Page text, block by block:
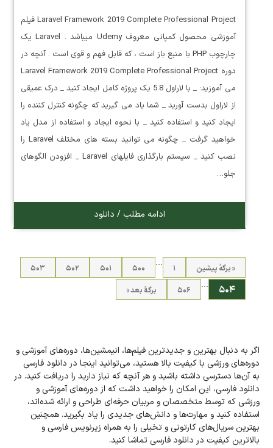
Laravel Framework 2019 Complete Professional Project فیلم
آموزشی محصول کمپانی معروف Udemy میباشد . Laravel یک
چارچوب PHP با منبع باز است ، که قابل فهم و قوی است . آنچه در
دوره Laravel Framework 2019 Complete Professional Project
می آموزید: _ با لاراول 5.8 یک پروژه کامل ایجاد کنید _ درک عمیقی
از لاراول بدست آورید _ شما یاد می گیرید که چگونه کنترل کننده را
ایجاد کنید و استفاده کنید _ با نحوه ایجاد و استفاده از مدل یاد
خواهید گرفت _ چگونه می توانید بسته های مختلف Laravel را
نصب کنید _ سیستم بارگذاری فایلهای Laravel _ افزودن الگوهای
جلو…
ادامه مطلب / دانلود
« برگه‌ٔ پیشین ۱
…
۵۰۰ ۵۰۱ ۵۰۲ ۵۰۳
۵۰۴ …
۵۰۶ برگهٔ بعد »
اگر به دنبال بهترین و جدیدترین فیلم‌ها، انیمشین‌ها، دوره‌های آموزشی و
دوره‌های ورزشی با کیفیت بالا هستید، می‌توانید اینجا در دانلود فارسی
به آن‌ها دسترسی داشته باشید و هر آنچه که نیاز دارید را دریافت کنید. در
دانلود فارسی، این امکان را خواهید داشت که از دوره‌های آموزشی و
ورزشی که توسط متخصصان و مربیان حرفه‌ای طراحی و ارائه شده‌اند،
استفاده کنید و مهارت‌ها و دانش‌های جدیدی را یاد بگیرید. همچنین
بهترین سریال‌های کارتونی و تخیلی را به همراه زیر‌نویس فارسی و
بالاترین کیفیت در دانلود فارسی تماشا کنید.